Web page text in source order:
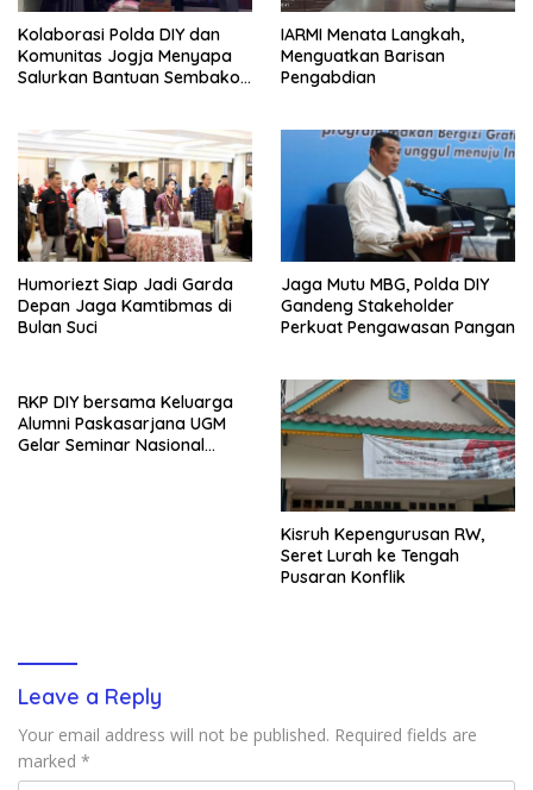
Kolaborasi Polda DIY dan
Komunitas Jogja Menyapa
Salurkan Bantuan Sembako,
IARMI Menata Langkah,
Menguatkan Barisan
Pengabdian
Humoriezt Siap Jadi Garda
Depan Jaga Kamtibmas di
Bulan Suci
Jaga Mutu MBG, Polda DIY
Gandeng Stakeholder
Perkuat Pengawasan Pangan
RKP DIY bersama Keluarga
Alumni Paskasarjana UGM
Gelar Seminar Nasional
Kisruh Kepengurusan RW,
Seret Lurah ke Tengah
Pusaran Konflik
Leave a Reply
Your email address will not be published. Required fields are
marked *